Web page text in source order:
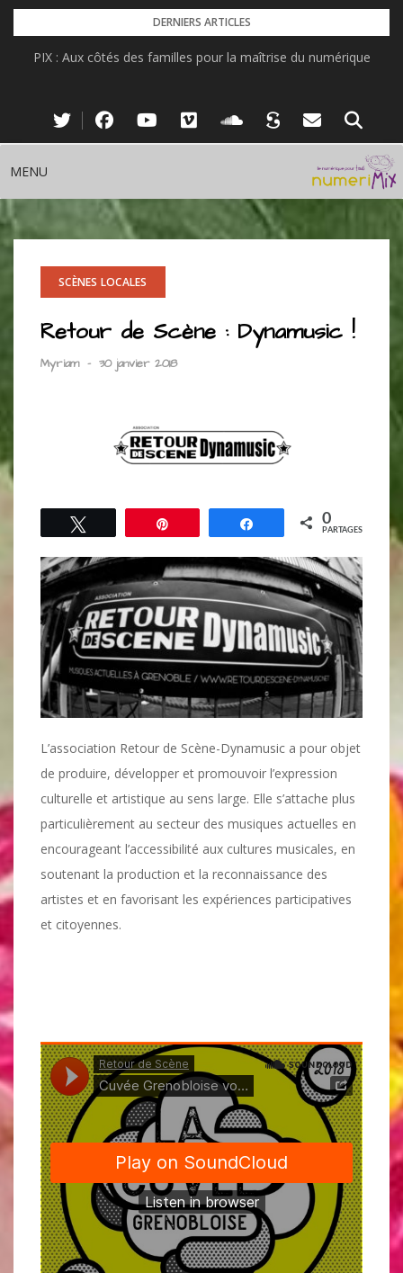
Skip
content
DERNIERS ARTICLES
PIX : Aux côtés des familles pour la maîtrise du numérique
MENU
SCÈNES LOCALES
Retour de Scène : Dynamusic !
Myriam - 30 janvier 2018
Partagez 0
PARTAGES
L’association Retour de Scène-Dynamusic a pour objet
de produire, développer et promouvoir l’expression
culturelle et artistique au sens large. Elle s’attache plus
particulièrement au secteur des musiques actuelles en
encourageant l’accessibilité aux cultures musicales, en
soutenant la production et la reconnaissance des
artistes et en favorisant les expériences participatives
et citoyennes.